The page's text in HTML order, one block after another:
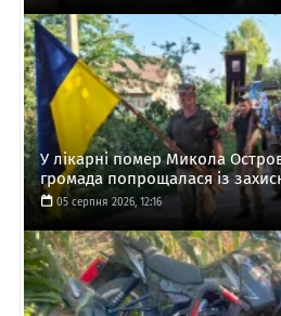
У лікарні помер Микола
громада попрощалася із
05 серпня 2026, 12:16